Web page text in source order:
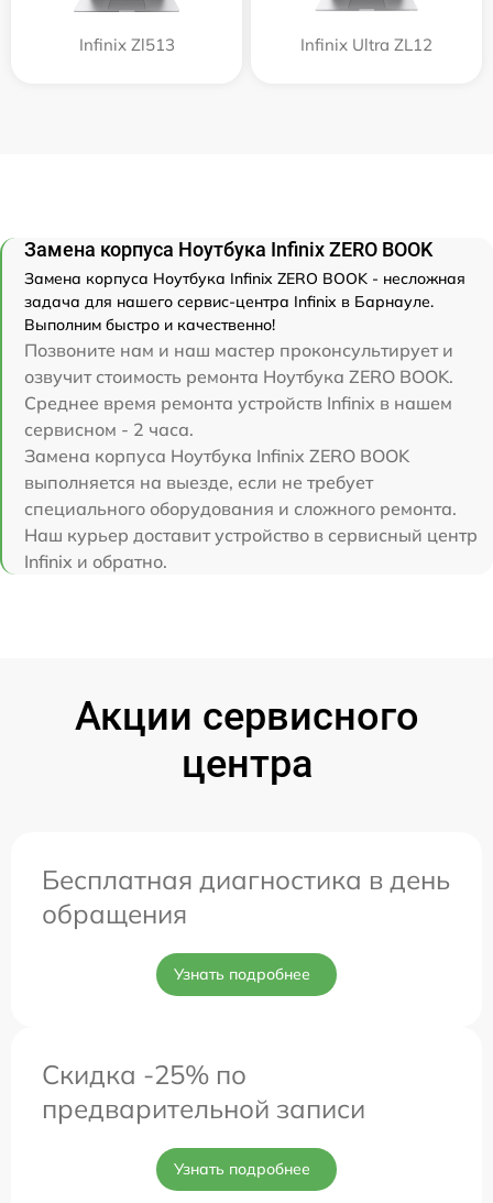
Infinix Zl513 Infinix Ultra ZL12
Замена корпуса Ноутбука Infinix ZERO BOOK
Замена корпуса Ноутбука Infinix ZERO BOOK - несложная
задача для нашего сервис-центра Infinix в Барнауле.
Выполним быстро и качественно!
Позвоните нам и наш мастер проконсультирует и
озвучит стоимость ремонта Ноутбука ZERO BOOK.
Среднее время ремонта устройств Infinix в нашем
сервисном - 2 часа.
Замена корпуса Ноутбука Infinix ZERO BOOK
выполняется на выезде, если не требует
специального оборудования и сложного ремонта.
Наш курьер доставит устройство в сервисный центр
Infinix и обратно.
Акции сервисного
центра
Бесплатная диагностика в день
обращения
Узнать подробнее
Скидка -25% по
предварительной записи
Узнать подробнее